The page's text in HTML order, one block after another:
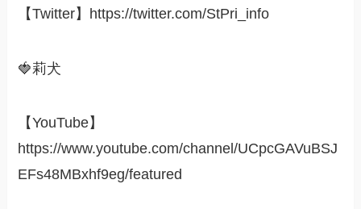
【Twitter】https://twitter.com/StPri_info
🍓莉犬
【YouTube】
https://www.youtube.com/channel/UCpcGAVuBSJ
EFs48MBxhf9eg/featured